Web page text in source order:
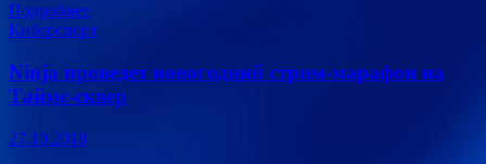
Подробнее
Киберспорт
Ninja проведет новогодний стрим-марафон на
Таймс-сквер
27.10.2018